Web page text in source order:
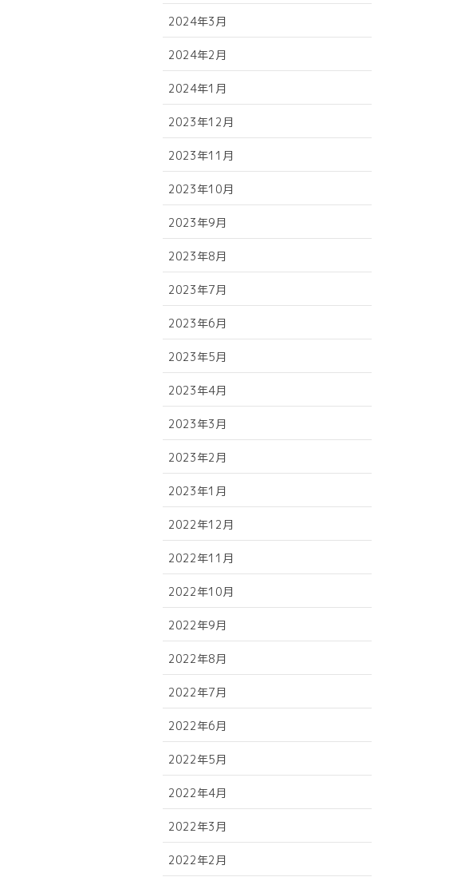
2024年3月
2024年2月
2024年1月
2023年12月
2023年11月
2023年10月
2023年9月
2023年8月
2023年7月
2023年6月
2023年5月
2023年4月
2023年3月
2023年2月
2023年1月
2022年12月
2022年11月
2022年10月
2022年9月
2022年8月
2022年7月
2022年6月
2022年5月
2022年4月
2022年3月
2022年2月